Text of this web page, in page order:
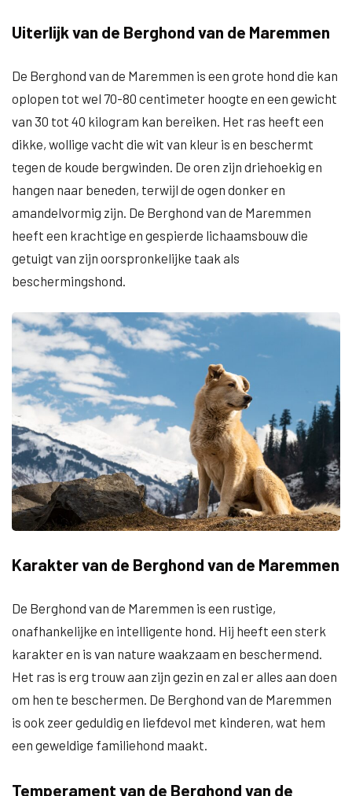
Uiterlijk van de Berghond van de Maremmen
De Berghond van de Maremmen is een grote hond die kan
oplopen tot wel 70-80 centimeter hoogte en een gewicht
van 30 tot 40 kilogram kan bereiken. Het ras heeft een
dikke, wollige vacht die wit van kleur is en beschermt
tegen de koude bergwinden. De oren zijn driehoekig en
hangen naar beneden, terwijl de ogen donker en
amandelvormig zijn. De Berghond van de Maremmen
heeft een krachtige en gespierde lichaamsbouw die
getuigt van zijn oorspronkelijke taak als
beschermingshond.
Karakter van de Berghond van de Maremmen
De Berghond van de Maremmen is een rustige,
onafhankelijke en intelligente hond. Hij heeft een sterk
karakter en is van nature waakzaam en beschermend.
Het ras is erg trouw aan zijn gezin en zal er alles aan doen
om hen te beschermen. De Berghond van de Maremmen
is ook zeer geduldig en liefdevol met kinderen, wat hem
een geweldige familiehond maakt.
Temperament van de Berghond van de